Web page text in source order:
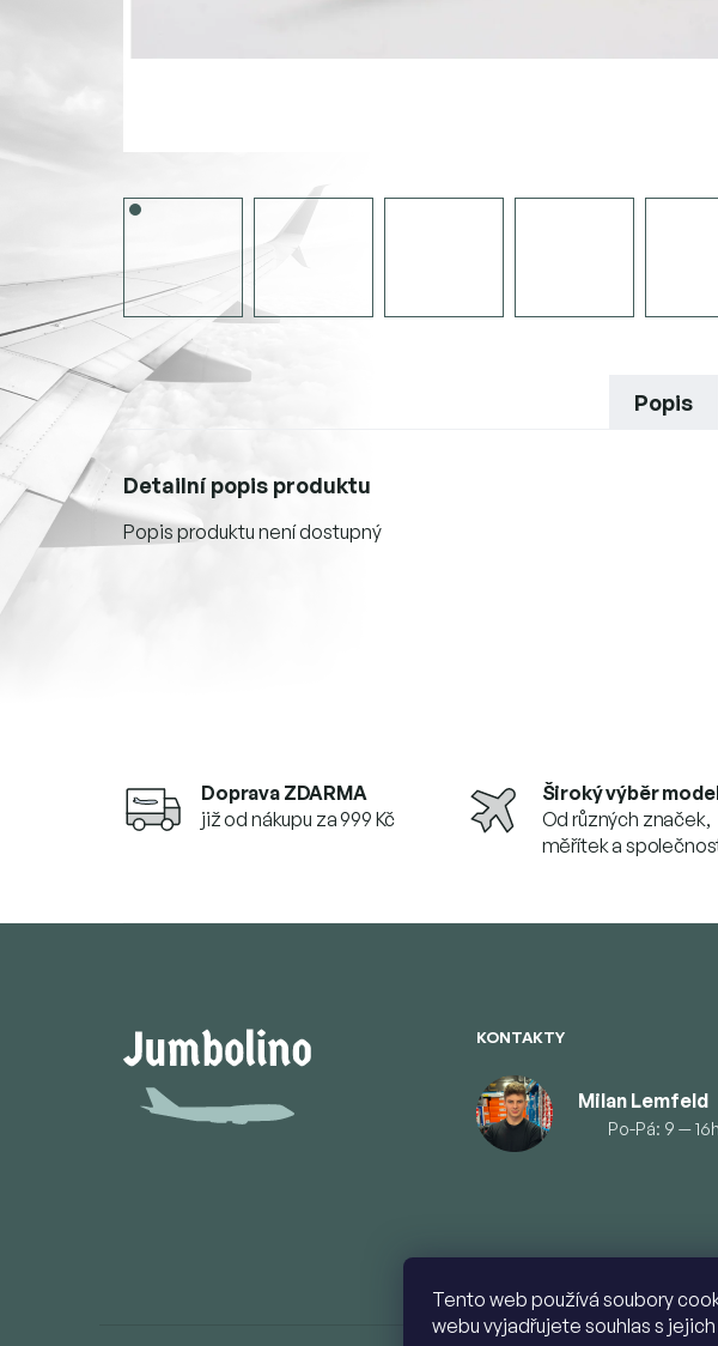
Tento web používá soubory
webu vyjadřujete souhlas s
Doprava ZDARMA
již od nákupu za 999 Kč
Široký výběr
Od různých značek,
měřítek a
Popis
Detailní popis produktu
Popis produktu není dostupný
KONTAKTY
Milan Lemfeld
Po-Pá: 9 — 16h